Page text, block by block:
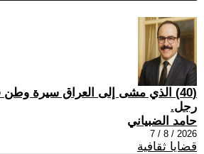
(40) الذي مشى إلى العراق سيرة
رجل.
حامد الضبياني
2026 / 8 / 7
قضايا ثقافية